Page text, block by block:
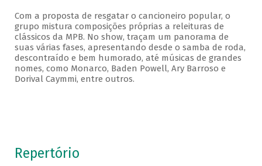
Com a proposta de resgatar o cancioneiro popular, o
grupo mistura composições próprias a releituras de
clássicos da MPB. No show, traçam um panorama de
suas várias fases, apresentando desde o samba de roda,
descontraído e bem humorado, até músicas de grandes
nomes, como Monarco, Baden Powell, Ary Barroso e
Dorival Caymmi, entre outros.
Repertório